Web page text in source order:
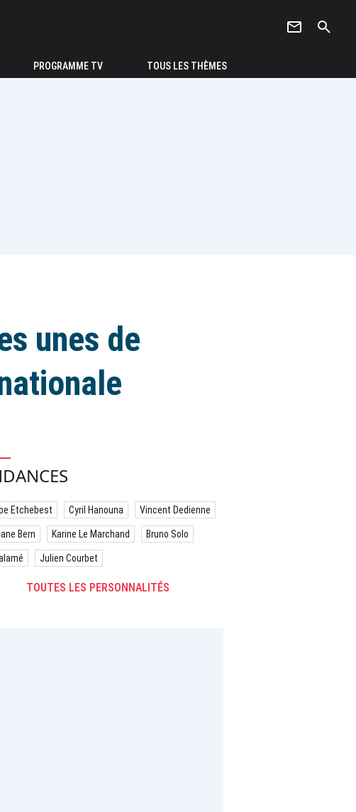
newsletter search
PROGRAMME TV TOUS LES THÈMES
unes de
Etchebest Cyril Hanouna Vincent Dedienne
Bern Karine Le Marchand Bruno Solo
Julien Courbet
TOUTES LES PERSONNALITÉS